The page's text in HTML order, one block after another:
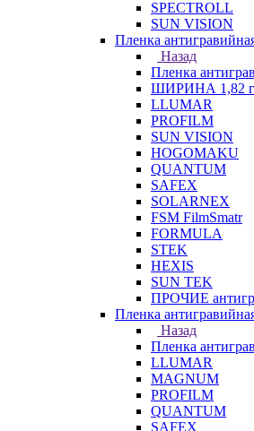
SPECTROLL
SUN VISION
Пленка
Назад
Пленка
ШИРИНА 1,82
LLUMAR
PROFILM
SUN VISION
HOGOMAKU
QUANTUM
SAFEX
SOLARNEX
FSM FilmSmatr
FORMULA
STEK
HEXIS
SUN TEK
ПРОЧИЕ
Пленка
Назад
Пленка
LLUMAR
MAGNUM
PROFILM
QUANTUM
SAFEX